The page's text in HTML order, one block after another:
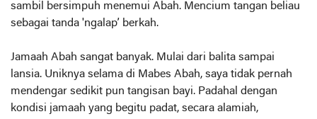
sambil bersimpuh menemui Abah. Mencium tangan beliau
sebagai tanda 'ngalap’ berkah.
Jamaah Abah sangat banyak. Mulai dari balita sampai
lansia. Uniknya selama di Mabes Abah, saya tidak pernah
mendengar sedikit pun tangisan bayi. Padahal dengan
kondisi jamaah yang begitu padat, secara alamiah,